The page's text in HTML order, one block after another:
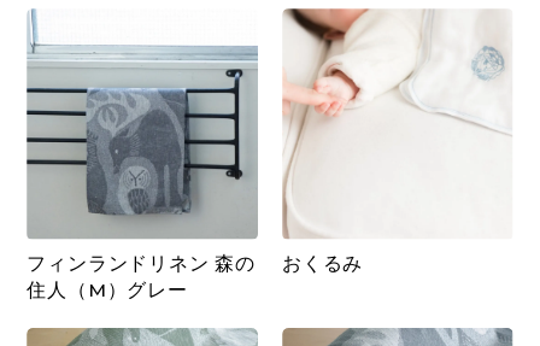
フィンランドリネン 森の
住人（M）グレー
おくるみ